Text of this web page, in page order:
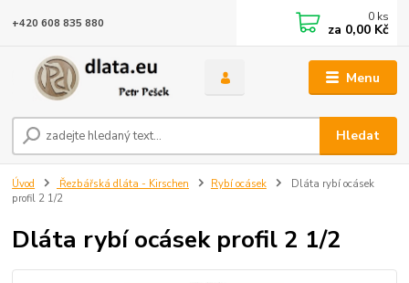
Menu
Hledat
+420 608 835 880 0 ks
za 0,00 Kč
Úvod Řezbářská dláta - Kirschen Rybí ocásek
Dláta rybí ocásek
profil 2 1/2
Dláta rybí ocásek profil 2 1/2